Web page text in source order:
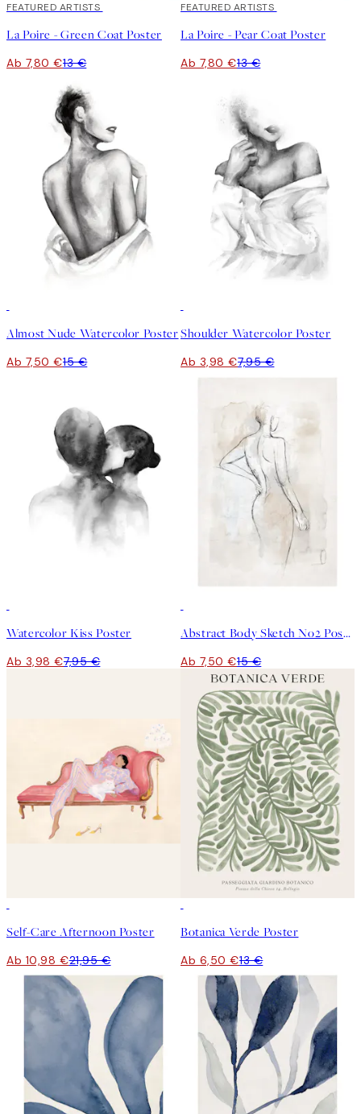
40%*
FEATURED ARTISTS
La Poire - Green Coat Poster
Ab 7,80 €13 €
40%*
FEATURED ARTISTS
La Poire - Pear Coat Poster
Ab 7,80 €13 €
Almost Nude Watercolor Poster
Ab 7,50 €15 €
Shoulder Watercolor Poster
Ab 3,98 €7,95 €
Watercolor Kiss Poster
Ab 3,98 €7,95 €
Abstract Body Sketch No2 Poster
Ab 7,50 €15 €
Self-Care Afternoon Poster
Ab 10,98 €21,95 €
Botanica Verde Poster
Ab 6,50 €13 €